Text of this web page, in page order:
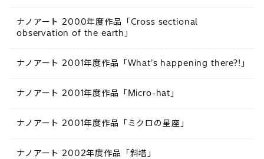
ナノアート 2000年度作品「Cross sectional
observation of the earth」
ナノアート 2001年度作品「What's happening there?!」
ナノアート 2001年度作品「Micro-hat」
ナノアート 2001年度作品「ミクロの星座」
ナノアート 2002年度作品「斜塔」